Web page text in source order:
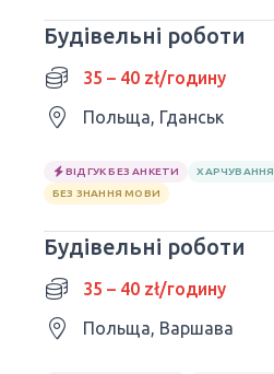
Будівельні роботи
35 – 40 zł/годину
Польща, Гданськ
ВІДГУК БЕЗ АНКЕТИ ХАРЧУВАННЯ
БЕЗ ЗНАННЯ МОВИ
Будівельні роботи
35 – 40 zł/годину
Польща, Варшава